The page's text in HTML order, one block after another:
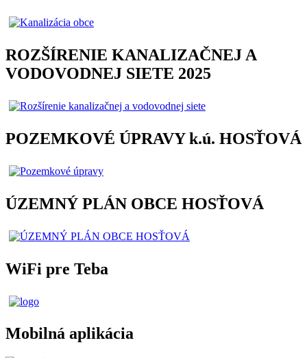
ROZŠÍRENIE KANALIZAČNEJ A
VODOVODNEJ SIETE 2025
POZEMKOVÉ ÚPRAVY k.ú. HOSŤOVÁ
ÚZEMNÝ PLÁN OBCE HOSŤOVÁ
WiFi pre Teba
Mobilná aplikácia